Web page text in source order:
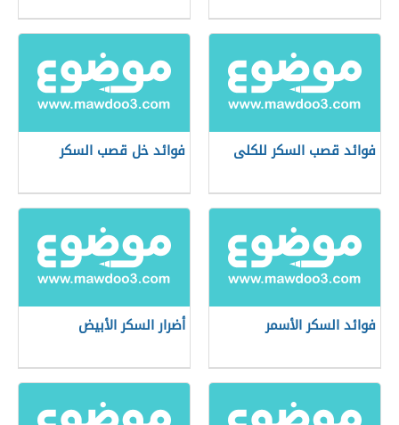
فوائد قصب السكر للكلى فوائد خل قصب السكر
فوائد السكر الأسمر أضرار السكر الأبيض